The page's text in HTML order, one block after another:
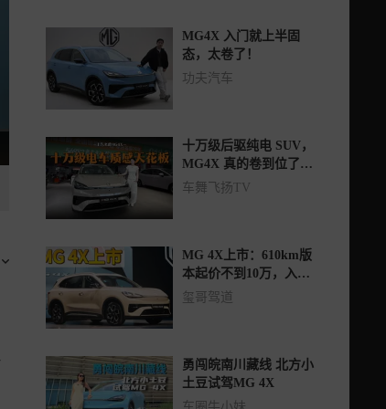
MG4X 入门就上半固
态，太卷了！
功夫汽车
十万级后驱纯电 SUV，
MG4X 真的卷到位了
吗？
车舞飞扬TV
MG 4X上市：610km版
本起价不到10万，入门
即配半固态真香
玺哥驾道
勇闯皖南川藏线 北方小
土豆试驾MG 4X